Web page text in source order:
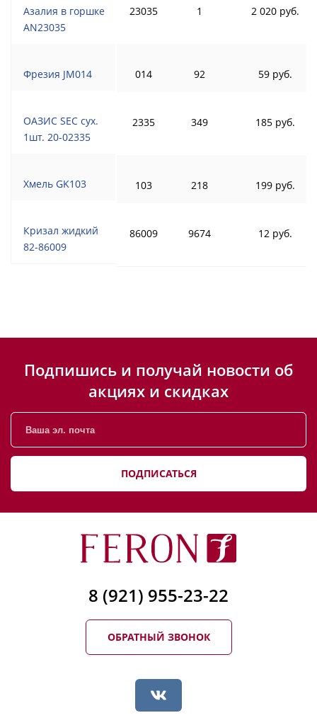
Азалия в горшке
AN23035
Фрезия JM014
ОАЗИС SEC сух.
1шт. 20-02335
Хмель GK103
Кризал жидкий
82-86009
23035 1 2 020 руб.
014 92 59 руб.
2335 349 185 руб.
103 218 199 руб.
86009 9674 12 руб.
Подпишись и получай новости об
акциях и скидках
ПОДПИСАТЬСЯ
8 (921) 955-23-22
ОБРАТНЫЙ ЗВОНОК